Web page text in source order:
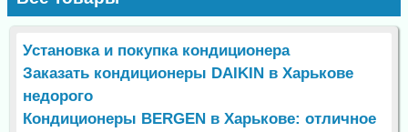
Установка и покупка кондиционера
Заказать кондиционеры DAIKIN в Харькове
недорого
Кондиционеры BERGEN в Харькове: отличное